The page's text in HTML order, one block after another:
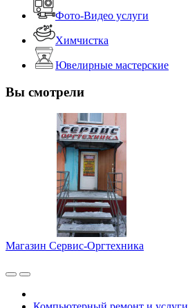
Фото-Видео услуги
Химчистка
Ювелирные мастерские
Вы смотрели
Магазин Сервис-Оргтехника